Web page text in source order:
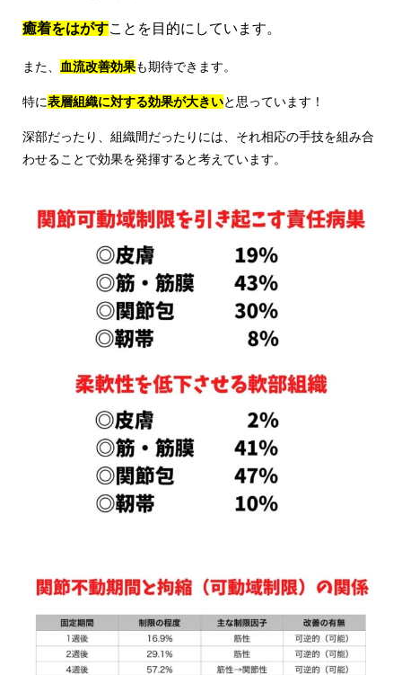
癒着をはがすことを目的にしています。
また、 血流改善効果も期待できます。
特に表層組織に対する効果が大きいと思っています！
深部だったり、組織間だったりには、それ相応の手技を組み合
わせることで効果を発揮すると考えています。